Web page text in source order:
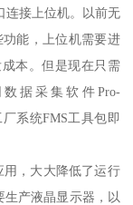
连接上位机。以前无
能，上位机需要进
本。但是现在只需
据采集软件Pro-
系统FMS工具包即
，大大降低了运行
生产液晶显示器，以